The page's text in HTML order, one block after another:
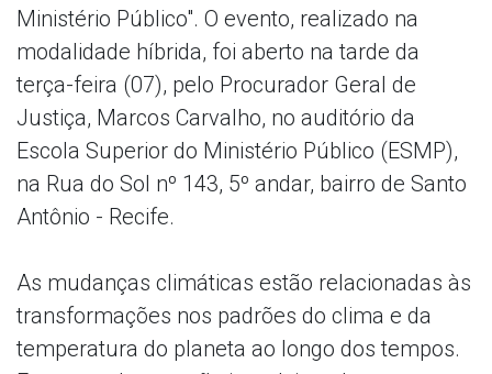
Ministério Público". O evento, realizado na
modalidade híbrida, foi aberto na tarde da
terça-feira (07), pelo Procurador Geral de
Justiça, Marcos Carvalho, no auditório da
Escola Superior do Ministério Público (ESMP),
na Rua do Sol nº 143, 5º andar, bairro de Santo
Antônio - Recife.
As mudanças climáticas estão relacionadas às
transformações nos padrões do clima e da
temperatura do planeta ao longo dos tempos.